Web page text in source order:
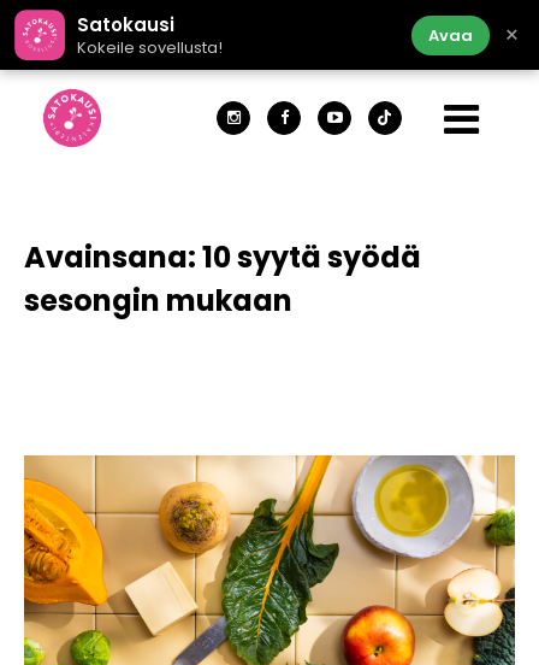
Satokausi
Kokeile sovellusta!
Avaa ×
Avainsana:10 syytä syödä
sesongin mukaan